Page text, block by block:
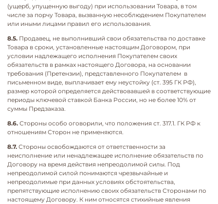
(ущерб, упущенную выгоду) при использовании Товара, в том
числе за порчу Товара, вызванную несоблюдением Покупателем
или иными лицами правил его использования.
8.5. Продавец, не выполнивший свои обязательства по доставке
Товара в сроки, установленные настоящим Договором, при
условии надлежащего исполнения Покупателем своих
обязательств в рамках настоящего Договора, на основании
требования (Претензии), представленного Покупателем в
письменном виде, выплачивает ему неустойку (ст. 395 ГК РФ),
размер которой определяется действовавшей в соответствующие
периоды ключевой ставкой Банка России, но не более 10% от
суммы Предзаказа.
8.6. Стороны особо оговорили, что положения ст. 317.1. ГК РФ к
отношениям Сторон не применяются.
8.7. Стороны освобождаются от ответственности за
неисполнение или ненадлежащее исполнение обязательств по
Договору на время действия непреодолимой силы. Под
непреодолимой силой понимаются чрезвычайные и
непреодолимые при данных условиях обстоятельства,
препятствующие исполнению своих обязательств Сторонами по
настоящему Договору. К ним относятся стихийные явления